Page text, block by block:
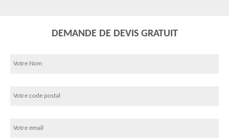
DEMANDE DE DEVIS GRATUIT